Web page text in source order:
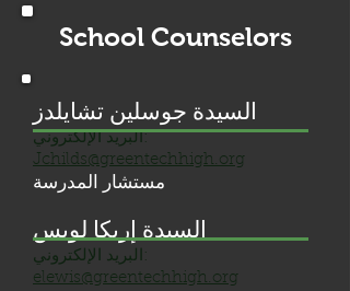
School Counselors
السيدة جوسلين تشايلدز
البريد الإلكتروني:
Jchilds@greentechhigh.org
مستشار المدرسة
السيدة إريكا لويس
البريد الإلكتروني:
elewis@greentechhigh.org